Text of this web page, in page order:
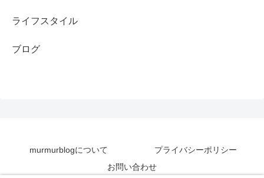
ライフスタイル
ブログ
murmurblogについて
プライバシーポリシー
お問い合わせ